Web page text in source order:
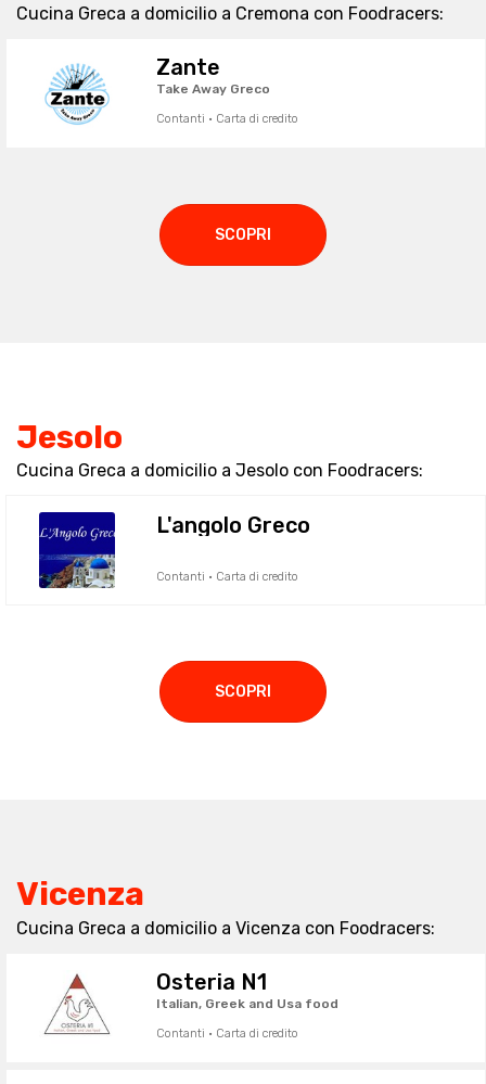
Cucina Greca a domicilio a Cremona con Foodracers:
Zante
Take Away Greco
Contanti · Carta di credito
SCOPRI
Jesolo
Cucina Greca a domicilio a Jesolo con Foodracers:
L'angolo Greco
Contanti · Carta di credito
SCOPRI
Vicenza
Cucina Greca a domicilio a Vicenza con Foodracers:
Osteria N1
Italian, Greek and Usa food
Contanti · Carta di credito